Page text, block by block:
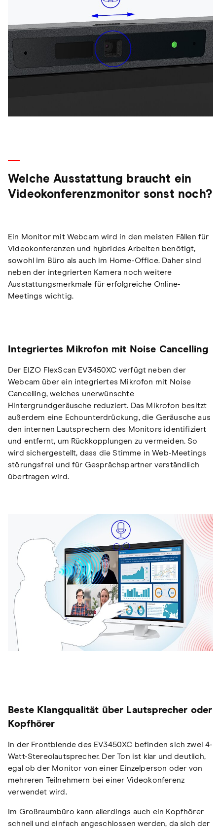
Welche Ausstattung braucht ein
Videokonferenzmonitor sonst noch?
Ein Monitor mit Webcam wird in den meisten Fällen für
Videokonferenzen und hybrides Arbeiten benötigt,
sowohl im Büro als auch im Home-Office. Daher sind
neben der integrierten Kamera noch weitere
Ausstattungsmerkmale für erfolgreiche Online-
Meetings wichtig.
Integriertes Mikrofon mit Noise Cancelling
Der EIZO FlexScan EV3450XC verfügt neben der
Webcam über ein integriertes Mikrofon mit Noise
Cancelling, welches unerwünschte
Hintergrundgeräusche reduziert. Das Mikrofon besitzt
außerdem eine Echounterdrückung, die Geräusche aus
den internen Lautsprechern des Monitors identifiziert
und entfernt, um Rückkopplungen zu vermeiden. So
wird sichergestellt, dass die Stimme in Web-Meetings
störungsfrei und für Gesprächspartner verständlich
übertragen wird.
Beste Klangqualität über Lautsprecher oder
Kopfhörer
In der Frontblende des EV3450XC befinden sich zwei 4-
Watt-Stereolautsprecher. Der Ton ist klar und deutlich,
egal ob der Monitor von einer Einzelperson oder von
mehreren Teilnehmern bei einer Videokonferenz
verwendet wird.
Im Großraumbüro kann allerdings auch ein Kopfhörer
schnell und einfach angeschlossen werden, da sich der